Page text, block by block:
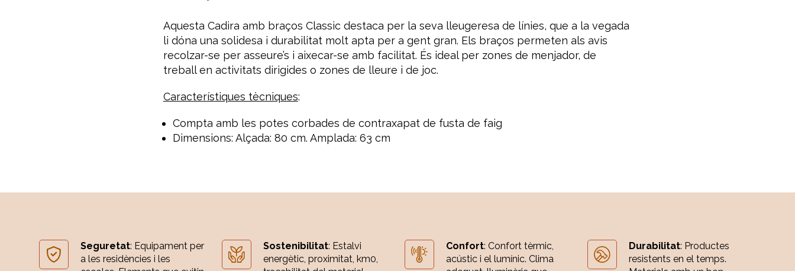
Aquesta Cadira amb braços Classic destaca per la seva lleugeresa de línies, que a la vegada
li dóna una solidesa i durabilitat molt apta per a gent gran. Els braços permeten als avis
recolzar-se per asseure’s i aixecar-se amb facilitat. És ideal per zones de menjador, de
treball en activitats dirigides o zones de lleure i de joc.
Característiques tècniques:
Compta amb les potes corbades de contraxapat de fusta de faig
Dimensions: Alçada: 80 cm. Amplada: 63 cm
Seguretat: Equipament per
a les residències i les
Sostenibilitat: Estalvi
energètic, proximitat, km0,
Confort: Confort tèrmic,
acústic i el lumínic. Clima
Durabilitat: Productes
resistents en el temps.